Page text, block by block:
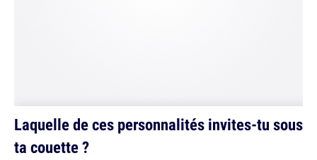
Laquelle de ces personnalités invites-tu sous
ta couette ?